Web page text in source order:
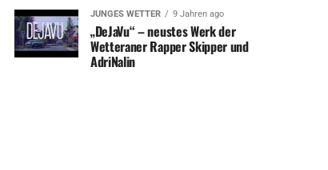
JUNGES WETTER 9 Jahren ago
„DeJaVu“ – neustes Werk der
Wetteraner Rapper Skipper und
AdriNalin